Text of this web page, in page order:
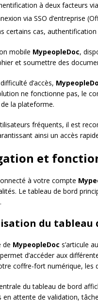
à deux facteurs
via SSO d’entreprise
certains cas,
mobile MypeopleDoc,
et soumettre des
d’accès,
ne fonctionne pas, le
la plateforme.
fréquents, il est
ainsi un accès
et
à votre compte
Le tableau de bord
du tableau
de MypeopleDoc s’articule
d’accéder aux
coffre-fort numérique, les
du tableau de bord
en attente de validation,